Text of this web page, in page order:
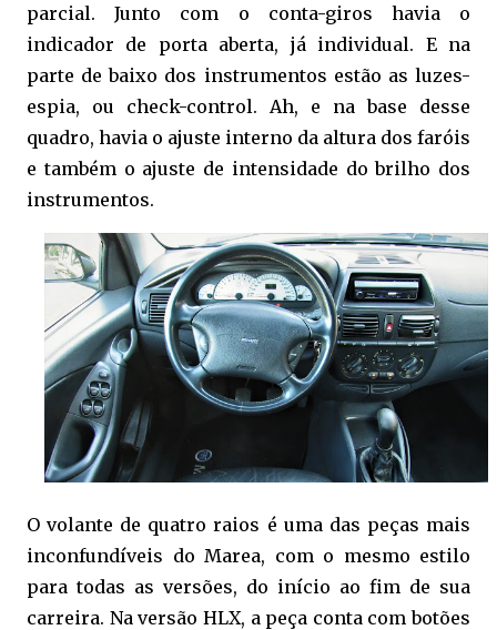
parcial. Junto com o conta-giros havia o
indicador de porta aberta, já individual. E na
parte de baixo dos instrumentos estão as luzes-
espia, ou check-control. Ah, e na base desse
quadro, havia o ajuste interno da altura dos faróis
e também o ajuste de intensidade do brilho dos
instrumentos.
O volante de quatro raios é uma das peças mais
inconfundíveis do Marea, com o mesmo estilo
para todas as versões, do início ao fim de sua
carreira. Na versão HLX, a peça conta com botões